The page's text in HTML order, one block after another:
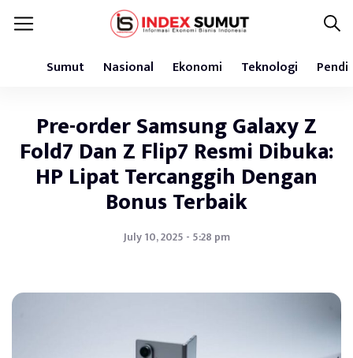
Sumut Nasional Ekonomi Teknologi
Pre-order Samsung Galaxy Z
Fold7 Dan Z Flip7 Resmi Dibuka:
HP Lipat Tercanggih Dengan
Bonus Terbaik
July 10, 2025 - 5:28 pm